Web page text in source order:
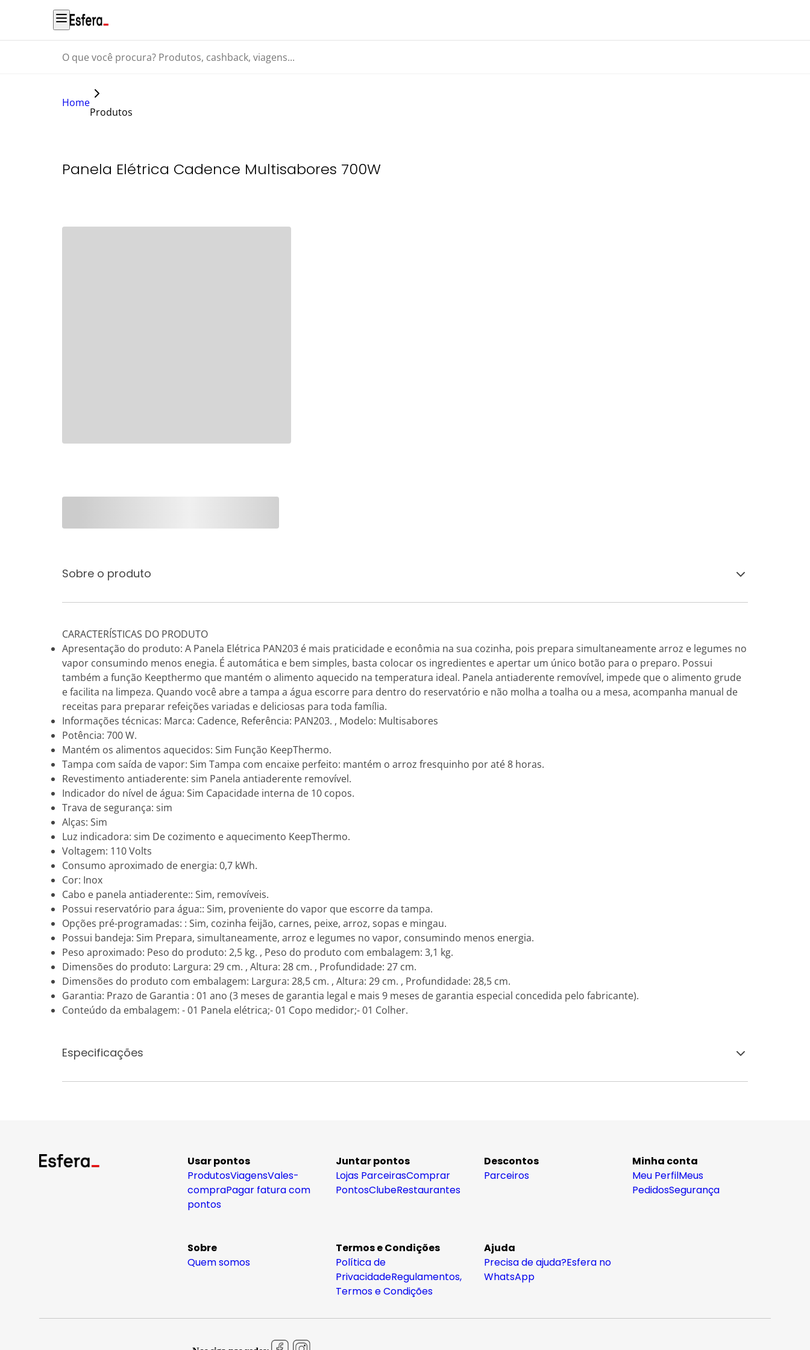
O que você procura? Produtos, cashback, viagens...
Home
Produtos
Panela Elétrica Cadence Multisabores 700W
Sobre o produto
CARACTERÍSTICAS DO PRODUTO
Apresentação do produto: A Panela Elétrica PAN203 é mais praticidade e econômia na sua cozinha, pois prepara simultaneamente arroz e legumes no
vapor consumindo menos enegia. É automática e bem simples, basta colocar os ingredientes e apertar um único botão para o preparo. Possui
também a função Keepthermo que mantém o alimento aquecido na temperatura ideal. Panela antiaderente removível, impede que o alimento grude
e facilita na limpeza. Quando você abre a tampa a água escorre para dentro do reservatório e não molha a toalha ou a mesa, acompanha manual de
receitas para preparar refeições variadas e deliciosas para toda família.
Informações técnicas: Marca: Cadence, Referência: PAN203. , Modelo: Multisabores
Potência: 700 W.
Mantém os alimentos aquecidos: Sim Função KeepThermo.
Tampa com saída de vapor: Sim Tampa com encaixe perfeito: mantém o arroz fresquinho por até 8 horas.
Revestimento antiaderente: sim Panela antiaderente removível.
Indicador do nível de água: Sim Capacidade interna de 10 copos.
Trava de segurança: sim
Alças: Sim
Luz indicadora: sim De cozimento e aquecimento KeepThermo.
Voltagem: 110 Volts
Consumo aproximado de energia: 0,7 kWh.
Cor: Inox
Cabo e panela antiaderente:: Sim, removíveis.
Possui reservatório para água:: Sim, proveniente do vapor que escorre da tampa.
Opções pré-programadas: : Sim, cozinha feijão, carnes, peixe, arroz, sopas e mingau.
Possui bandeja: Sim Prepara, simultaneamente, arroz e legumes no vapor, consumindo menos energia.
Peso aproximado: Peso do produto: 2,5 kg. , Peso do produto com embalagem: 3,1 kg.
Dimensões do produto: Largura: 29 cm. , Altura: 28 cm. , Profundidade: 27 cm.
Dimensões do produto com embalagem: Largura: 28,5 cm. , Altura: 29 cm. , Profundidade: 28,5 cm.
Garantia: Prazo de Garantia : 01 ano (3 meses de garantia legal e mais 9 meses de garantia especial concedida pelo fabricante).
Conteúdo da embalagem: - 01 Panela elétrica;- 01 Copo medidor;- 01 Colher.
Especificações
Usar pontos
ProdutosViagensVales-
compraPagar fatura com
pontos
Juntar pontos
Lojas ParceirasComprar
PontosClubeRestaurantes
Descontos
Parceiros
Minha conta
Meu PerfilMeus
PedidosSegurança
Sobre
Quem somos
Termos e Condições
Política de
PrivacidadeRegulamentos,
Termos e Condições
Ajuda
Precisa de ajuda?Esfera no
WhatsApp